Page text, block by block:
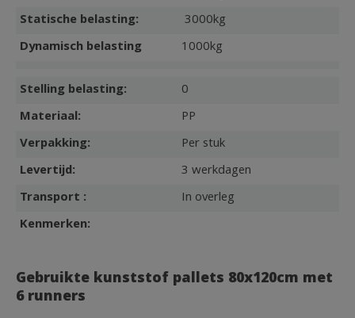
Statische belasting:
3000kg
Dynamisch belasting
1000kg
Stelling belasting:
0
Materiaal:
PP
Verpakking:
Per stuk
Levertijd:
3 werkdagen
Transport :
In overleg
Kenmerken:
Gebruikte kunststof pallets 80x120cm met
6 runners